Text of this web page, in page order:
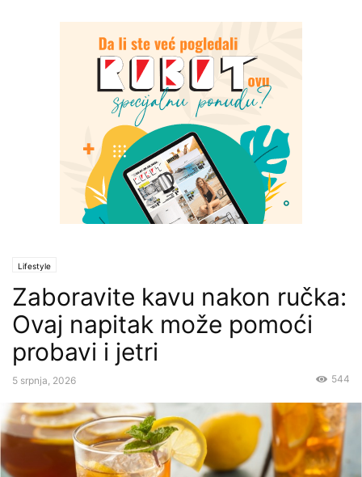
Lifestyle
Zaboravite kavu nakon ručka:
Ovaj napitak može pomoći
probavi i jetri
5 srpnja, 2026 544